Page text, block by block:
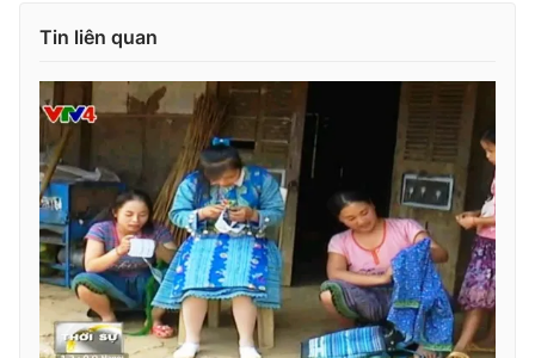
Thị trường 24h Tấm lòng Việt
VTV4 Vươn mình bằng AI
VTV9 VTV8
Liên hệ tòa soạn English
Tin liên quan